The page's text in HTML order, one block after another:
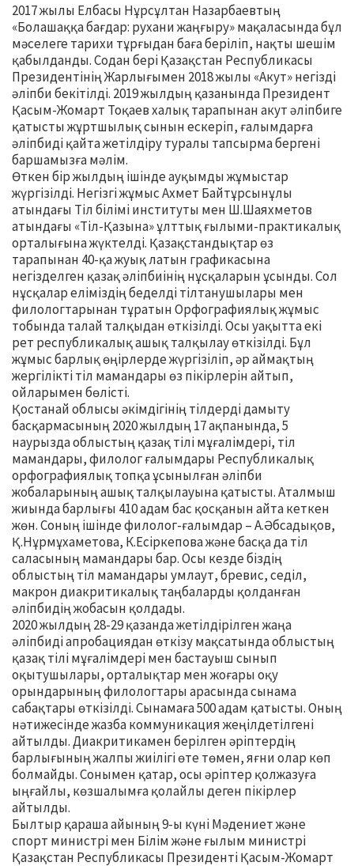
2017 жылы Елбасы Нұрсұлтан Назарбаевтың
«Болашаққа бағдар: рухани жаңғыру» мақаласында бұл
мәселеге тарихи тұрғыдан баға беріліп, нақты шешім
қабылданды. Содан бері Қазақстан Республикасы
Президентінің Жарлығымен 2018 жылы «Акут» негізді
әліпби бекітілді. 2019 жылдың қазанында Президент
Қасым-Жомарт Тоқаев халық тарапынан акут әліпбиге
қатысты жұртшылық сынын ескеріп, ғалымдарға
әліпбиді қайта жетілдіру туралы тапсырма бергені
баршамызға мәлім.
Өткен бір жылдың ішінде ауқымды жұмыстар
жүргізілді. Негізгі жұмыс Ахмет Байтұрсынұлы
атындағы Тіл білімі институты мен Ш.Шаяхметов
атындағы «Тіл-Қазына» ұлттық ғылыми-практикалық
орталығына жүктелді. Қазақстандықтар өз
тарапынан 40-қа жуық латын графикасына
негізделген қазақ әліпбиінің нұсқаларын ұсынды. Сол
нұсқалар еліміздің беделді тілтанушылары мен
филологтарынан тұратын Орфографиялық жұмыс
тобында талай талқыдан өткізілді. Осы уақытта екі
рет республикалық ашық талқылау өткізілді. Бұл
жұмыс барлық өңірлерде жүргізіліп, әр аймақтың
жергілікті тіл мамандары өз пікірлерін айтып,
ойларымен бөлісті.
Қостанай облысы әкімдігінің тілдерді дамыту
басқармасының 2020 жылдың 17 ақпанында, 5
наурызда облыстың қазақ тілі мұғалімдері, тіл
мамандары, филолог ғалымдары Республикалық
орфографиялық топқа ұсынылған әліпби
жобаларының ашық талқылауына қатысты. Аталмыш
жиында барлығы 410 адам бас қосқанын айта кеткен
жөн. Соның ішінде филолог-ғалымдар – А.Әбсадықов,
Қ.Нұрмұхаметова, К.Есіркепова және басқа да тіл
саласының мамандары бар. Осы кезде біздің
облыстың тіл мамандары умлаут, бревис, седіл,
макрон диакритикалық таңбаларды қолданған
әліпбидің жобасын қолдады.
2020 жылдың 28-29 қазанда жетілдірілген жаңа
әліпбиді апробациядан өткізу мақсатында облыстың
қазақ тілі мұғалімдері мен бастауыш сынып
оқытушылары, орталықтар мен жоғары оқу
орындарының филологтары арасында сынама
сабақтары өткізілді. Сынамаға 500 адам қатысты. Оның
нәтижесінде жазба коммуникация жеңілдетілгені
айтылды. Диакритикамен берілген әріптердің
барлығының жалпы жиілігі өте төмен, яғни олар көп
болмайды. Сонымен қатар, осы әріптер қолжазуға
ыңғайлы, көзшалымға қолайлы деген пікірлер
айтылды.
Былтыр қараша айының 9-ы күні Мәдениет және
спорт министрі мен Білім және ғылым министрі
Қазақстан Республикасы Президенті Қасым-Жомарт